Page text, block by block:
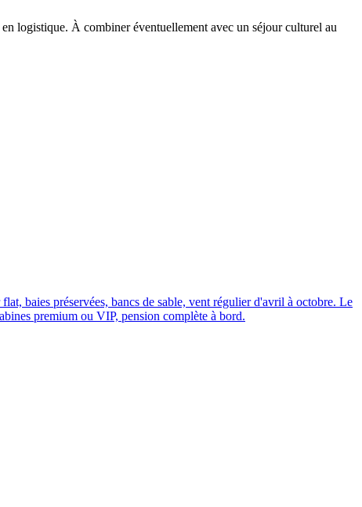
logistique. À combiner éventuellement avec un séjour culturel au
baies préservées, bancs de sable, vent régulier d'avril à octobre. Le
premium ou VIP, pension complète à bord.